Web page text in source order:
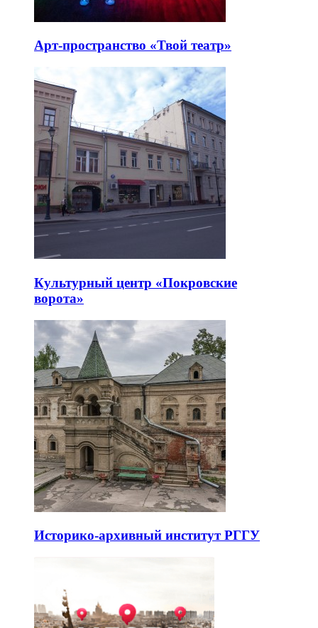
Арт-пространство «Твой театр»
Культурный центр «Покровские
ворота»
Историко-архивный институт РГГУ